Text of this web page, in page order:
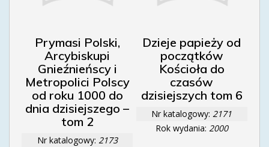
Prymasi Polski,
Arcybiskupi
Gnieźnieńscy i
Metropolici Polscy
od roku 1000 do
dnia dzisiejszego –
tom 2
Nr katalogowy: 2173
Dzieje papieży od
początków
Kościoła do
czasów
dzisiejszych tom 6
Nr katalogowy: 2171
Rok wydania: 2000